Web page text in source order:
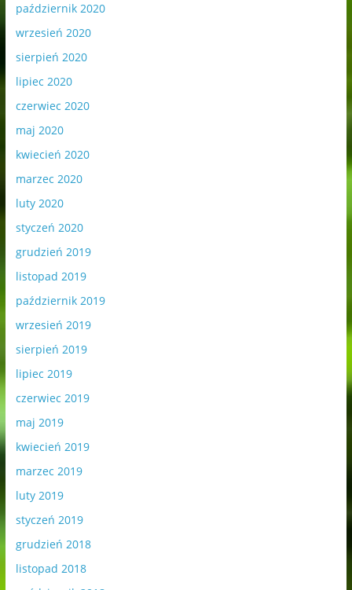
październik 2020
wrzesień 2020
sierpień 2020
lipiec 2020
czerwiec 2020
maj 2020
kwiecień 2020
marzec 2020
luty 2020
styczeń 2020
grudzień 2019
listopad 2019
październik 2019
wrzesień 2019
sierpień 2019
lipiec 2019
czerwiec 2019
maj 2019
kwiecień 2019
marzec 2019
luty 2019
styczeń 2019
grudzień 2018
listopad 2018